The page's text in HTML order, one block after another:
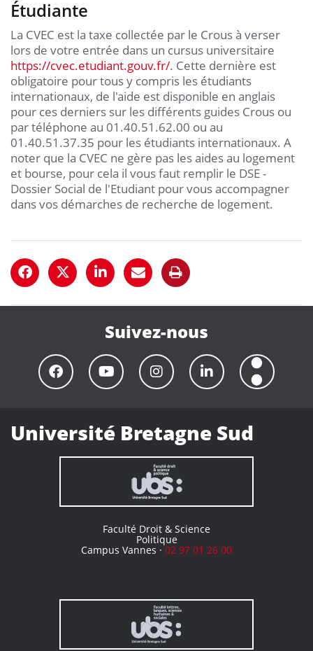
Étudiante
La CVEC est la taxe collectée par le Crous à verser
lors de votre entrée dans un cursus universitaire
https://cvec.etudiant.gouv.fr/. Cette dernière est
obligatoire pour tous y compris les étudiants
internationaux, de l'aide est disponible en anglais
pour ces derniers sur les différents guides Crous ou
par téléphone au 01.40.51.62.00 ou au
01.40.51.37.35 pour les étudiants internationaux. A
noter que la CVEC ne gère pas les aides au logement
et bourse, pour cela il vous faut remplir le DSE -
Dossier Social de l'Etudiant pour vous accompagner
dans vos démarches de recherche de logement.
Suivez-nous
Université Bretagne Sud
Faculté Droit & Science
Politique
Campus Vannes ·02 97 01 26 00